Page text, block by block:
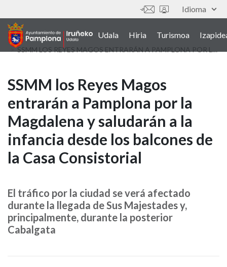
to
main
content
Idioma
Tresnak
Main
navigation
Udala Hiria Turismoa
SSMM
los
Reyes
Magos
a
Pamplona
por
SSMM los Reyes Magos
entrarán a Pamplona por la
Magdalena y saludarán a la
infancia desde los balcones de
la Casa Consistorial
El tráfico por la ciudad se verá afectado
durante la llegada de Sus Majestades y,
principalmente, durante la posterior
Cabalgata